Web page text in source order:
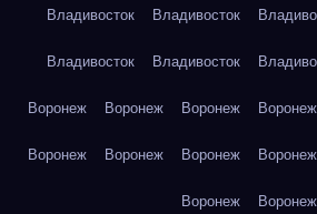
Владивосток Владивосток
Владивосток Владивосток
Воронеж Воронеж Воронеж Воронеж
Воронеж Воронеж Воронеж Воронеж
Воронеж Воронеж